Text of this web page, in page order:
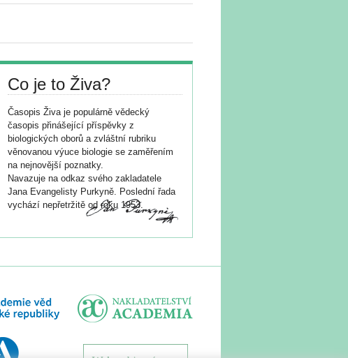
Co je to Živa?
Časopis Živa je populárně vědecký
časopis přinášející příspěvky z
biologických oborů a zvláštní rubriku
věnovanou výuce biologie se zaměřením
na nejnovější poznatky.
Navazuje na odkaz svého zakladatele
Jana Evangelisty Purkyně. Poslední řada
vychází nepřetržitě od roku 1953.